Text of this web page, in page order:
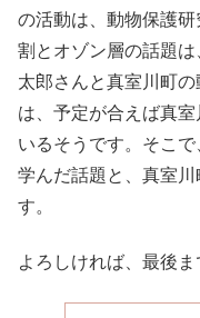
の活動は、動物保護
割とオゾン層の話題
太郎さんと真室川町
は、予定が合えば真
いるそうです。そこ
学んだ話題と、真室
す。
よろしければ、最後ま